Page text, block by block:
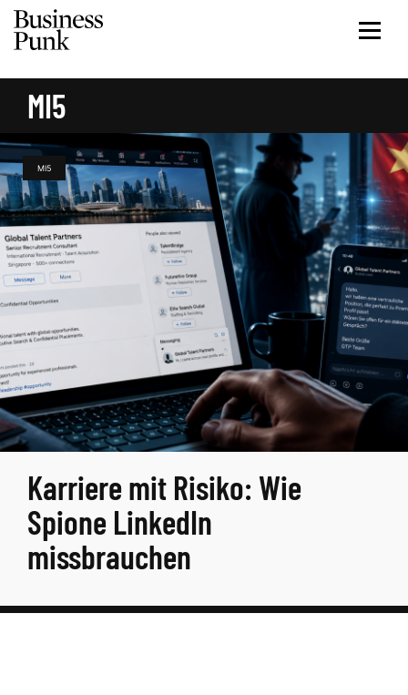
MI5
MI5
Karriere mit Risiko: Wie
Spione LinkedIn
missbrauchen